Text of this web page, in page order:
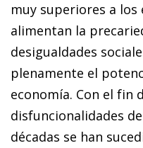
muy superiores a
alimentan la
desigualdades
plenamente el
economía. Con el fin
disfuncionalidades
décadas se han